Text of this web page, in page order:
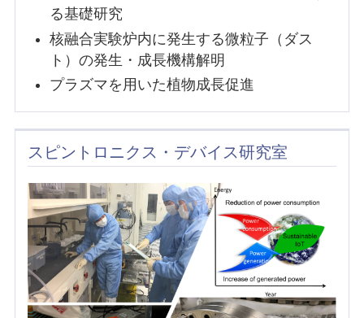
る基礎研究
核融合実験炉内に発生する微粒子（ダス
ト）の発生・成長機構解明
プラズマを用いた植物成長促進
スピントロニクス・デバイス研究室